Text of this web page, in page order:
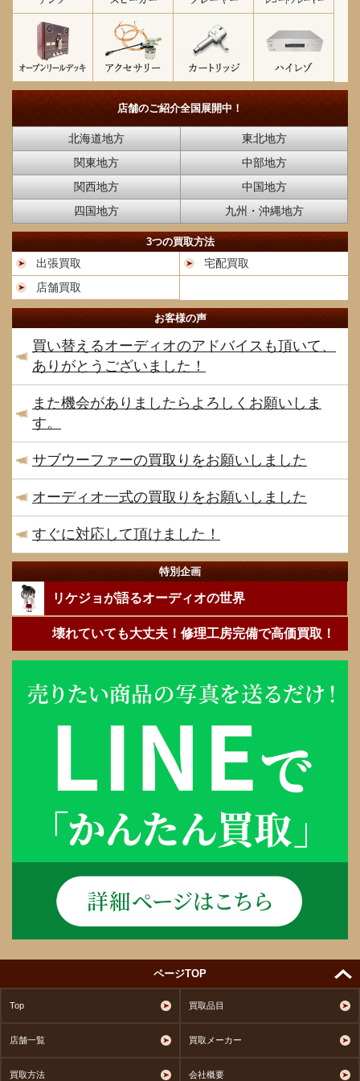
店舗のご紹介全国展開中！
北海道地方
東北地方
関東地方
中部地方
関西地方
中国地方
四国地方
九州・沖縄地方
3つの買取方法
出張買取
宅配買取
店舗買取
お客様の声
買い替えるオーディオのアドバイスも頂いて、
ありがとうございました！
また機会がありましたらよろしくお願いしま
す。
サブウーファーの買取りをお願いしました
オーディオ一式の買取りをお願いしました
すぐに対応して頂けました！
特別企画
リケジョが語るオーディオの世界
壊れていても大丈夫！修理工房完備で高価買取！
ページTOP
Top 買取品目
店舗一覧 買取メーカー
買取方法 会社概要